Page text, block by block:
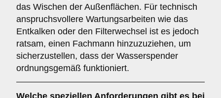
das Wischen der Außenflächen. Für technisch
anspruchsvollere Wartungsarbeiten wie das
Entkalken oder den Filterwechsel ist es jedoch
ratsam, einen Fachmann hinzuzuziehen, um
sicherzustellen, dass der Wasserspender
ordnungsgemäß funktioniert.
Welche speziellen Anforderungen gibt es bei